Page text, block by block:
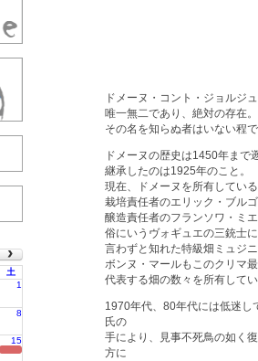
土
1
8
15
ドメーヌ・コント・ジョルジ
唯一無二であり、絶対の存在
その名を知らぬ者はいない程
ドメーヌの歴史は1450年まで
継承したのは1925年のこと。
現在、ドメーヌを所有してい
栽培責任者のエリック・ブル
醸造責任者のフランソワ・ミ
俗にいうヴォギュエの三銃士
言わずと知れた特級畑ミュジ
ボンヌ・マールもこのクリマ
代表する畑の数々を所有して
1970年代、80年代には低迷し
氏の
手により、見事不死鳥の如く
方に